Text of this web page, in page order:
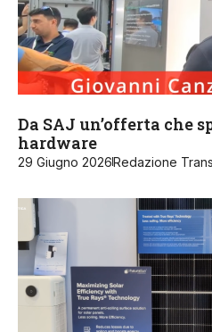
Da SAJ un’offerta che
hardware
29 Giugno 2026Redazione